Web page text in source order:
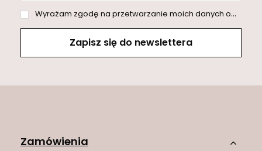
Wyrażam zgodę na przetwarzanie moich danych osobowych (adres e-mail) na potrzeby wysyłki newslettera z informacją handlową (marketing). Więcej w
Zapisz się do newslettera
Zamówienia